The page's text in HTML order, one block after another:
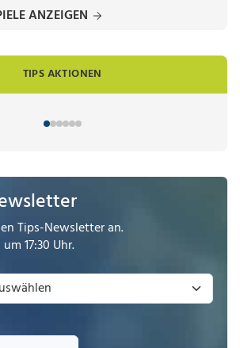
ANZEIGEN
TIPS AKTIONEN
Tips-Newsletter an.
17:30 Uhr.